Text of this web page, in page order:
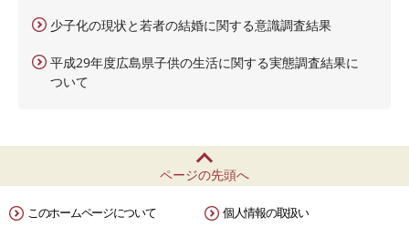
少子化の現状と若者の結婚に関する意識調査結果
平成29年度広島県子供の生活に関する実態調査結果に
ついて
ページの先頭へ
このホームページについて 個人情報の取扱い